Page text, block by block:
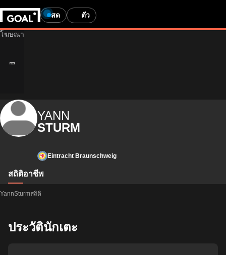
สด ตั๋ว
YANN
STURM
Eintracht Braunschweig
สถิติอาชีพ
YannSturmสถิติ
ประวัตินักเตะ